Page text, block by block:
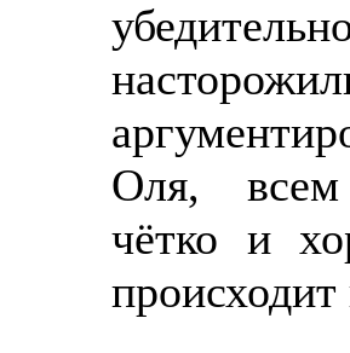
Оля, всем
чётко и
происходит